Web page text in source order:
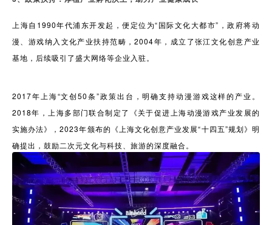
上海自1990年代浦东开发起，便定位为“国际文化大都市”，政府将动
漫、游戏纳入文化产业扶持范畴，2004年，成立了张江文化创意产业
基地，后续吸引了盛大网络等企业入驻。
2017年上海“文创50条”政策出台，明确支持动漫游戏这样的产业。
2018年，上海多部门联合制定了《关于促进上海动漫游戏产业发展的
实施办法》，2023年颁布的《上海文化创意产业发展“十四五”规划》明
确提出，鼓励二次元文化与科技、旅游的深度融合。